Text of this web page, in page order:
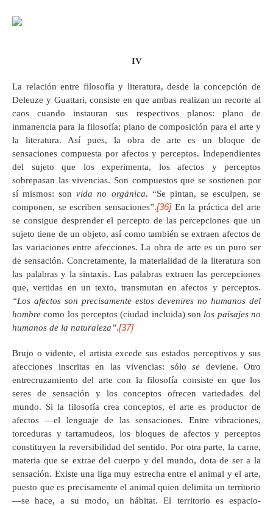
IV
La relación entre filosofía y literatura, desde la concepción de
Deleuze y Guattari, consiste en que ambas realizan un recorte al
caos cuando instauran sus respectivos planos: plano de
inmanencia para la filosofía; plano de composición para el arte y
la literatura. Así pues, la obra de arte es un bloque de
sensaciones compuesta por afectos y perceptos. Independientes
del sujeto que los experimenta, los afectos y perceptos
sobrepasan las vivencias. Son compuestos que se sostienen por
sí mismos: sonvida no orgánica. “Se pintan, se esculpen, se
componen, se escriben sensaciones”.[36]En la práctica del arte
se consigue desprender el percepto de las percepciones que un
sujeto tiene de un objeto, así como también se extraen afectos de
las variaciones entre afecciones. La obra de arte es un puro ser
de sensación. Concretamente, la materialidad de la literatura son
las palabras y la sintaxis. Las palabras extraen las percepciones
que, vertidas en un texto, transmutan en afectos y perceptos.
“Los afectos son precisamente estos devenires no humanos del
hombre como los perceptos (ciudad incluida) son los paisajes no
humanos de la naturaleza”.[37]
Brujo o vidente, el artista excede sus estados perceptivos y sus
afecciones inscritas en las vivencias: sólo se deviene. Otro
entrecruzamiento del arte con la filosofía consiste en que los
seres de sensación y los conceptos ofrecen variedades del
mundo. Si la filosofía crea conceptos, el arte es productor de
afectos —el lenguaje de las sensaciones. Entre vibraciones,
torceduras y tartamudeos, los bloques de afectos y perceptos
constituyen la reversibilidad del sentido. Por otra parte, la carne,
materia que se extrae del cuerpo y del mundo, dota de ser a la
sensación. Existe una liga muy estrecha entre el animal y el arte,
puesto que es precisamente el animal quien delimita un territorio
—se hace, a su modo, un hábitat. El territorio es espacio-